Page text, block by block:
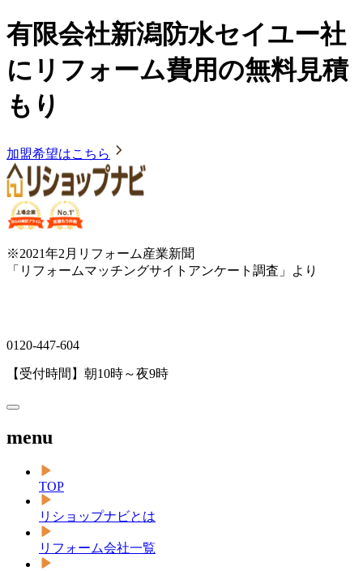
有限会社新潟防水セイユー社
にリフォーム費用の無料見積
もり
加盟希望はこちら
※2021年2月リフォーム産業新聞
「リフォームマッチングサイトアンケート調査」より
0120-447-604
【受付時間】朝10時～夜9時
menu
TOP
リショップナビとは
リフォーム会社一覧